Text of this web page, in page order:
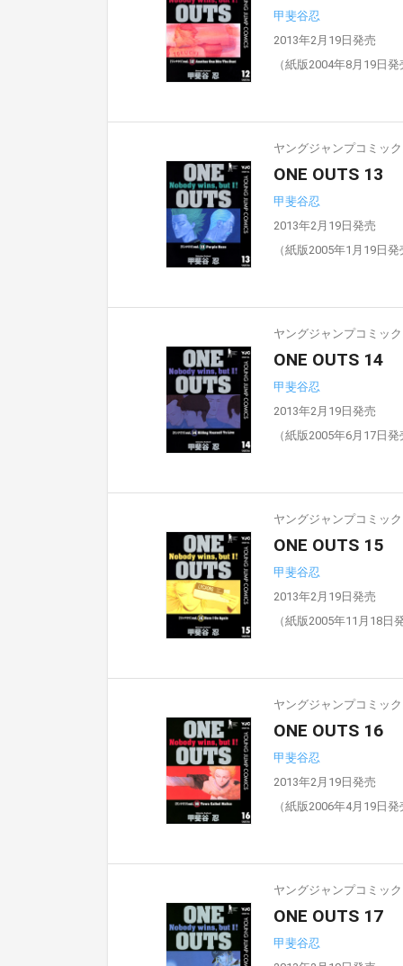
甲斐谷忍
2013年2月19日発売
（紙版2004年8月19日発
ヤングジャンプコミック
ONE OUTS 13
甲斐谷忍
2013年2月19日発売
（紙版2005年1月19日発
ヤングジャンプコミック
ONE OUTS 14
甲斐谷忍
2013年2月19日発売
（紙版2005年6月17日発
ヤングジャンプコミック
ONE OUTS 15
甲斐谷忍
2013年2月19日発売
（紙版2005年11月18日
ヤングジャンプコミック
ONE OUTS 16
甲斐谷忍
2013年2月19日発売
（紙版2006年4月19日発
ヤングジャンプコミック
ONE OUTS 17
甲斐谷忍